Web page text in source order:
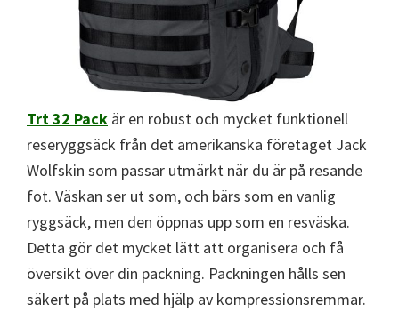
Trt 32 Pack är en robust och mycket funktionell
reseryggsäck från det amerikanska företaget Jack
Wolfskin som passar utmärkt när du är på resande
fot. Väskan ser ut som, och bärs som en vanlig
ryggsäck, men den öppnas upp som en resväska.
Detta gör det mycket lätt att organisera och få
översikt över din packning. Packningen hålls sen
säkert på plats med hjälp av kompressionsremmar.